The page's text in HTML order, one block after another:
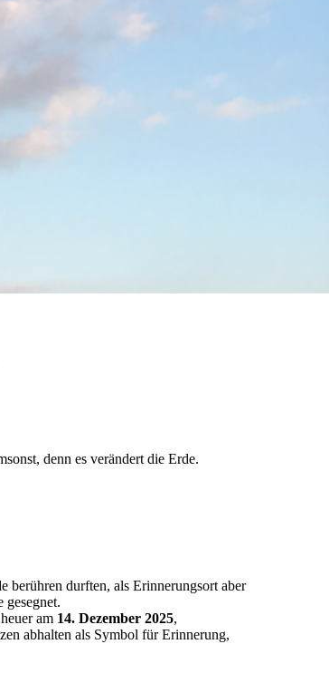
denn es verändert die Erde.
berühren durften, als Erinnerungsort aber
gesegnet.
am 14. Dezember 2025,
abhalten als Symbol für Erinnerung,